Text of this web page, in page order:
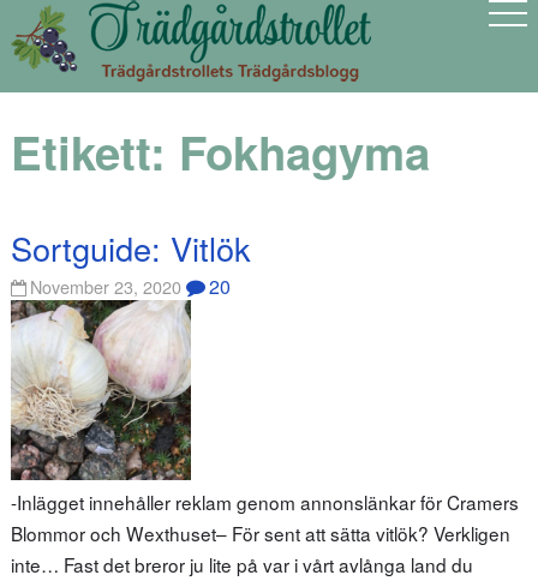
Etikett: Fokhagyma
Sortguide: Vitlök
November 23, 2020 20
-Inlägget innehåller reklam genom annonslänkar för Cramers
Blommor och Wexthuset– För sent att sätta vitlök? Verkligen
inte… Fast det breror ju lite på var i vårt avlånga land du